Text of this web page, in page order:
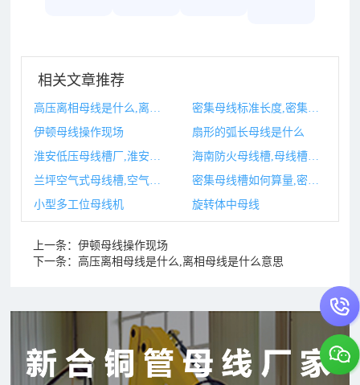
相关文章推荐
密集母线标准长度,密集母线标准与要求
伊顿母线操作现场
扇形的弧长母线是什么
密集母线槽如何算量,密集型母线槽一节多少米
小型多工位母线机
旋转体中母线
上一条：伊顿母线操作现场
下一条： 高压离相母线是什么,离相母线是什么意思